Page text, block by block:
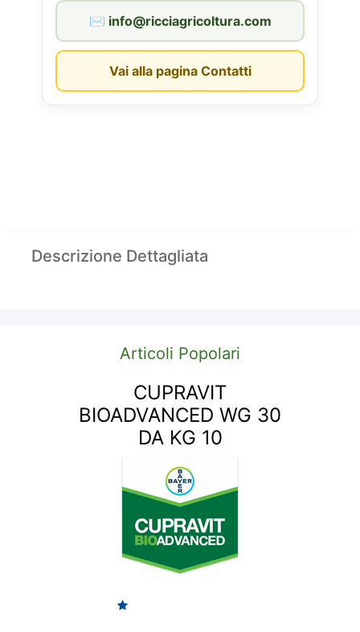
✉︎ info@ricciagricoltura.com
Vai alla pagina Contatti
Descrizione Dettagliata
Articoli Popolari
CUPRAVIT
BIOADVANCED WG 30
DA KG 10